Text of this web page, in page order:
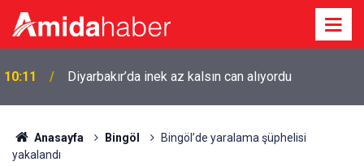
10:11 Diyarbakır’da inek az kalsın can alıyordu
Anasayfa Bingöl
Bingöl’de yaralama şüphelisi
yakalandı